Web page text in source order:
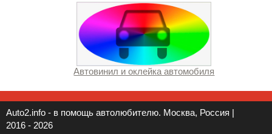
Автовинил и оклейка автомобиля
Auto2.info - в помощь автолюбителю. Москва, Россия |
2016 - 2026